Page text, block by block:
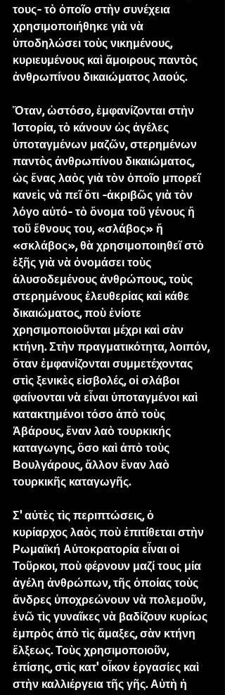
τους- τὸ ὁποῖο στὴν συνέχεια
χρησιμοποιήθηκε γιὰ νὰ
ὑποδηλώσει τοὺς νικημένους,
κυριευμένους καὶ ἄμοιρους παντὸς
ἀνθρωπίνου δικαιώματος λαούς.
Ὅταν, ὡστόσο, ἐμφανίζονται στὴν
Ἱστορία, τὸ κάνουν ὡς ἀγέλες
ὑποταγμένων μαζῶν, στερημένων
παντὸς ἀνθρωπίνου δικαιώματος,
ὡς ἕνας λαὸς γιὰ τὸν ὁποῖο μπορεῖ
κανεὶς νὰ πεῖ ὅτι -ἀκριβῶς γιὰ τὸν
λόγο αὐτό- τὸ ὄνομα τοῦ γένους ἤ
τοῦ ἔθνους του, «σλάβος» ἤ
«σκλάβος», θὰ χρησιμοποιηθεῖ στὸ
ἑξῆς γιὰ νὰ ὀνομάσει τοὺς
ἁλυσοδεμένους ἀνθρώπους, τοὺς
στερημένους ἐλευθερίας καὶ κάθε
δικαιώματος, ποὺ ἐνίοτε
χρησιμοποιοῦνται μέχρι καὶ σὰν
κτήνη. Στὴν πραγματικότητα, λοιπόν,
ὅταν ἐμφανίζονται συμμετέχοντας
στὶς ξενικὲς εἰσβολές, οἱ σλάβοι
φαίνονται νὰ εἶναι ὑποταγμένοι καὶ
κατακτημένοι τόσο ἀπὸ τοὺς
Ἀβάρους, ἕναν λαὸ τουρκικής
καταγωγης, ὅσο καὶ ἀπὸ τοὺς
Βουλγάρους, ἄλλον ἕναν λαὸ
τουρκικῆς καταγωγῆς.
Σ' αὐτὲς τὶς περιπτώσεις, ὁ
κυρίαρχος λαὸς ποὺ ἐπιτίθεται στὴν
Ρωμαϊκή Αὐτοκρατορία εἶναι οἱ
Τοῦρκοι, ποὺ φέρνουν μαζί τους μία
ἀγέλη ἀνθρώπων, τῆς ὁποίας τοὺς
ἄνδρες ὑποχρεώνουν νὰ πολεμοῦν,
ἐνῶ τὶς γυναῖκες νὰ βαδίζουν κυρίως
ἐμπρὸς ἀπὸ τὶς ἅμαξες, σὰν κτήνη
ἕλξεως. Τοὺς χρησιμοποιοῦν,
ἐπίσης, στὶς κατ' οἶκον ἐργασίες καὶ
στὴν καλλιέργεια τῆς γῆς. Αὐτὴ ἡ